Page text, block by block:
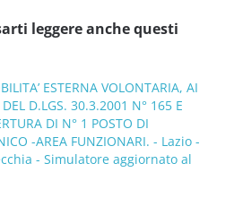
leggere anche questi
ESTERNA VOLONTARIA, AI
DEL D.LGS. 30.3.2001 N° 165 E
DI N° 1 POSTO DI
-AREA FUNZIONARI. - Lazio -
- Simulatore aggiornato al